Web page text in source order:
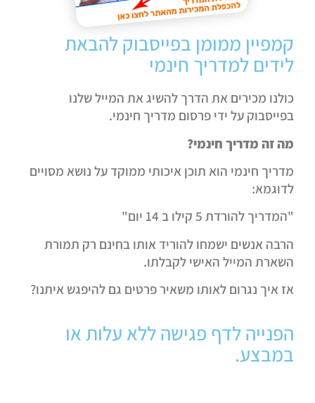
קמפיין ממומן בפייסבוק להבאת
לידים למדריך חינמי
כולנו מכירים את הדרך להשיג את המייל שלנו
בפייסבוק על ידי פרסום מדריך חינמי.
מה זה מדריך חינמי?
מדריך חינמי הוא תוכן איכותי ממוקד על נושא מסויים
לדוגמא:
"המדריך להורדת 5 קילו ב 14 יום"
הרבה אנשים ישמחו להוריד אותו בחינם רק תמורת
השארת המייל האישי לקבלתו.
אז איך נגרום לאותו משאיר פרטים גם להיפגש איתנו?
הפנייה לדף פגישה ללא עלות או
במבצע.